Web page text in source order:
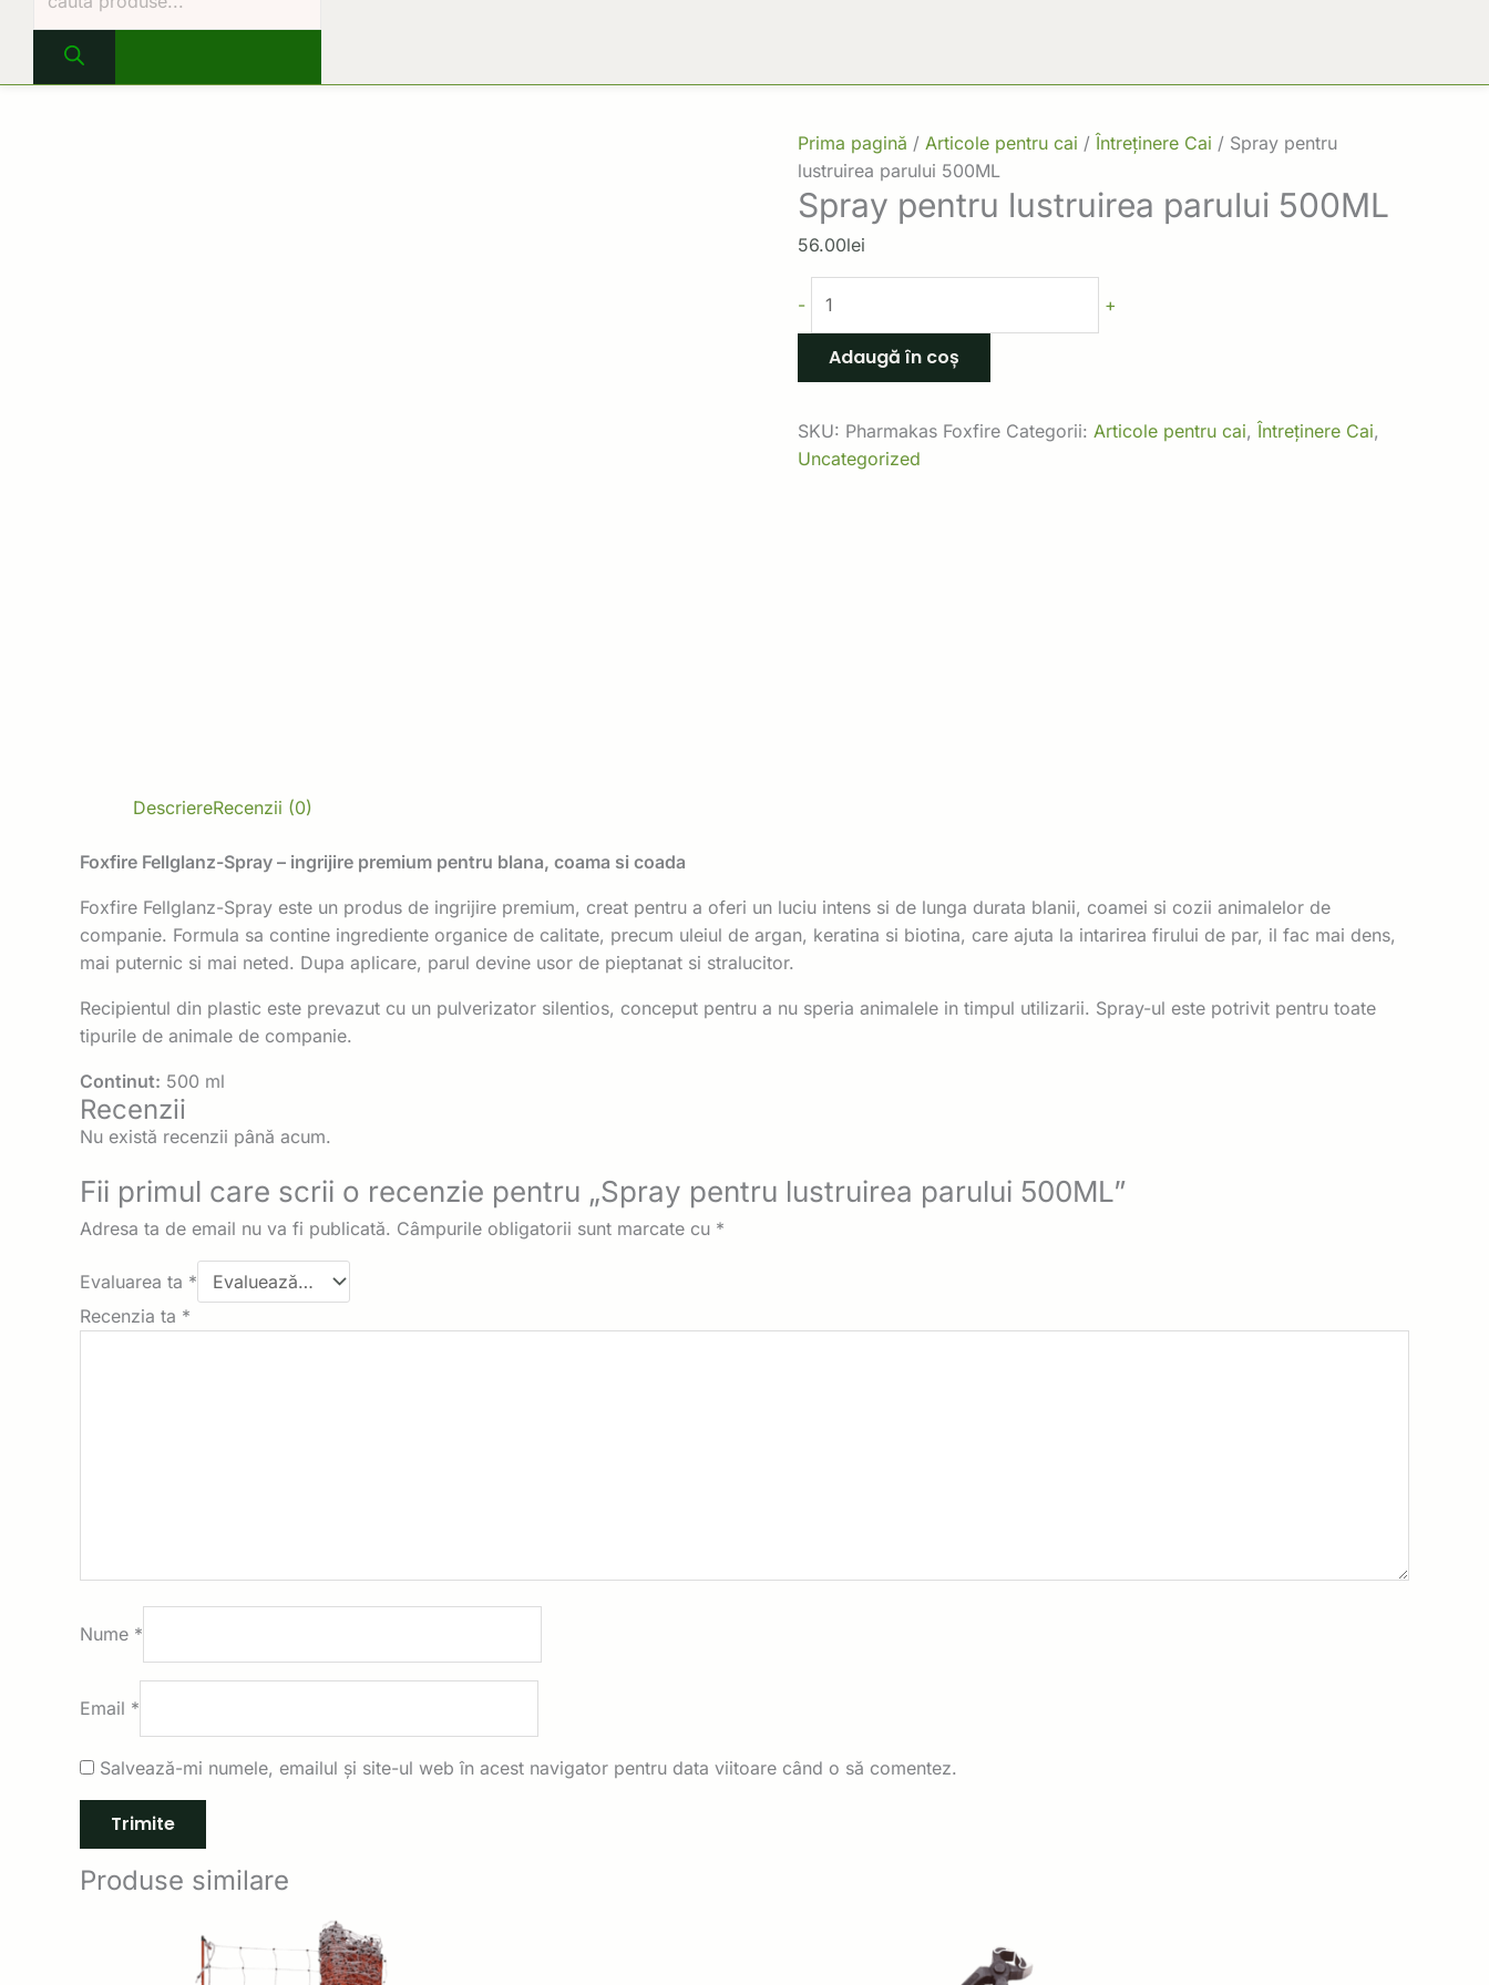
Prima pagină / Articole pentru cai / Întreținere Cai / Spray pentru
lustruirea parului 500ML
Spray pentru lustruirea parului 500ML
56.00lei
- +
Adaugă în coș
SKU: Pharmakas Foxfire Categorii: Articole pentru cai, Întreținere Cai,
Uncategorized
DescriereRecenzii (0)
Foxfire Fellglanz-Spray – ingrijire premium pentru blana, coama si coada
Foxfire Fellglanz-Spray este un produs de ingrijire premium, creat pentru a oferi un luciu intens si de lunga durata blanii, coamei si cozii animalelor de
companie. Formula sa contine ingrediente organice de calitate, precum uleiul de argan, keratina si biotina, care ajuta la intarirea firului de par, il fac mai dens,
mai puternic si mai neted. Dupa aplicare, parul devine usor de pieptanat si stralucitor.
Recipientul din plastic este prevazut cu un pulverizator silentios, conceput pentru a nu speria animalele in timpul utilizarii. Spray-ul este potrivit pentru toate
tipurile de animale de companie.
Continut: 500 ml
Recenzii
Nu există recenzii până acum.
Fii primul care scrii o recenzie pentru „Spray pentru lustruirea parului 500ML”
Adresa ta de email nu va fi publicată. Câmpurile obligatorii sunt marcate cu *
Evaluarea ta *
Recenzia ta *
Nume *
Email *
Salvează-mi numele, emailul și site-ul web în acest navigator pentru data viitoare când o să comentez.
Produse similare